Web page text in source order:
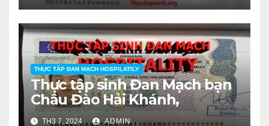
THỰC TẬP ĐAN MẠCH HOSPILATILY
Thực tập sinh Đan Mạch bạn
Châu Đào Hải Khánh,
TH3 7, 2024 ADMIN